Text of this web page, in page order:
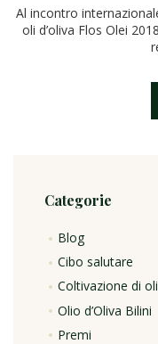
Al incontro
oli d’oliva Flos Olei
Categorie
Blog
Cibo salutare
Coltivazione di
Olio d’Oliva Bilini
Premi